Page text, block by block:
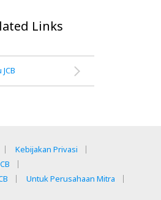
Links
Kebijakan Privasi
Untuk Perusahaan Mitra